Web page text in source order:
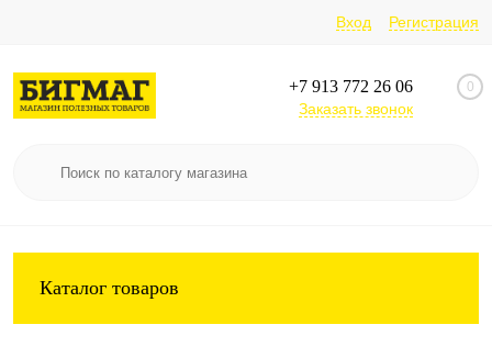
Вход Регистрация
+7 913 772 26 06
Заказать звонок
0
Каталог товаров